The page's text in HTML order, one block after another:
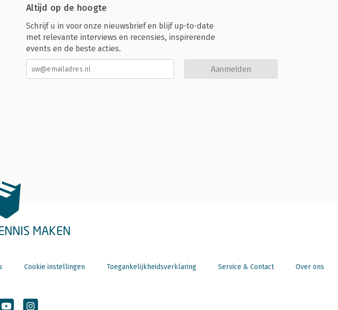
Altijd op de hoogte
Schrijf u in voor onze nieuwsbrief en blijf up-to-date
met relevante interviews en recensies, inspirerende
events en de beste acties.
Aanmelden
MAKEN
Cookie instellingen Toegankelijkheidsverklaring Service & Contact Over ons